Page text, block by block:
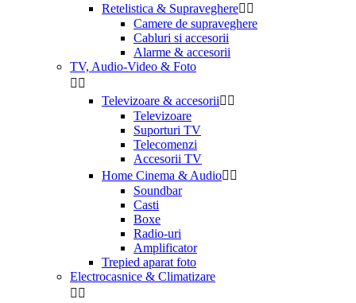
Retelistica & Supraveghere 
Camere de supraveghere
Cabluri si accesorii
Alarme & accesorii
TV, Audio-Video & Foto
 
Televizoare & accesorii 
Televizoare
Suporturi TV
Telecomenzi
Accesorii TV
Home Cinema & Audio 
Soundbar
Casti
Boxe
Radio-uri
Amplificator
Trepied aparat foto
Electrocasnice & Climatizare
 